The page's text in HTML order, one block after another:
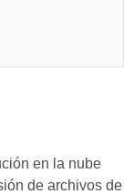
en la nube
de archivos de